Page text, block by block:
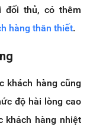
đối thủ, có thêm
hàng thân thiết.
khách hàng cũng
độ hài lòng cao
khách hàng nhiệt